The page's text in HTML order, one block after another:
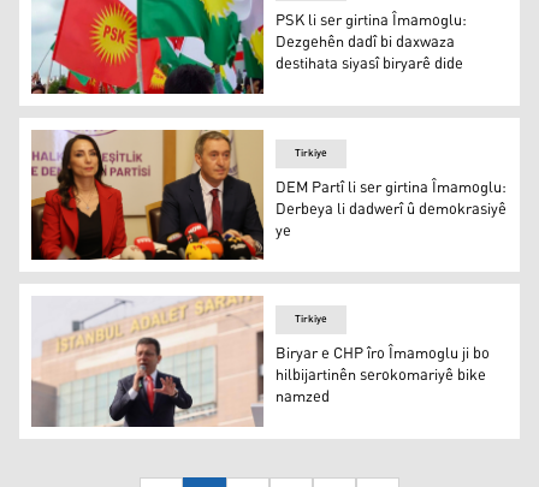
PSK li ser girtina Îmamoglu: Dezgehên dadî bi
PSK li ser girtina Îmamoglu:
Dezgehên dadî bi daxwaza
destihata siyasî biryarê dide
DEM Partî li ser girtina Îmamoglu: Derbeya li dadwerî û
Tirkiye
DEM Partî li ser girtina Îmamoglu:
Derbeya li dadwerî û demokrasiyê
ye
Biryar e CHP îro Îmamoglu ji bo hilbijartinên
Tirkiye
Biryar e CHP îro Îmamoglu ji bo
hilbijartinên serokomariyê bike
namzed